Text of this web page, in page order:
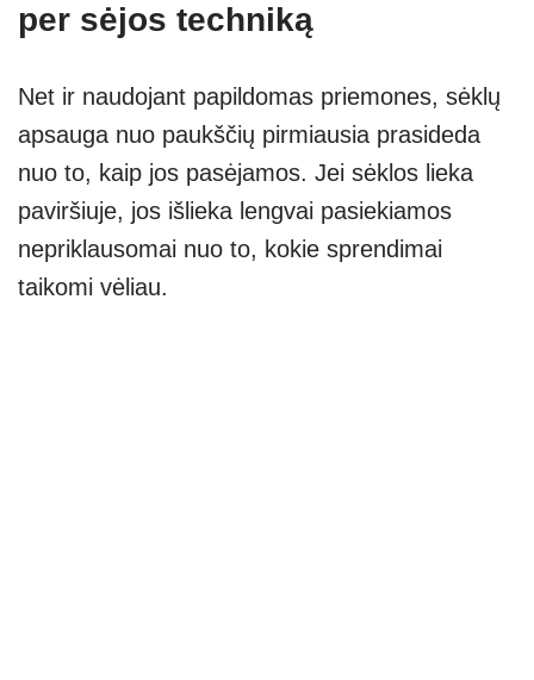
per sėjos techniką
Net ir naudojant papildomas priemones, sėklų
apsauga nuo paukščių pirmiausia prasideda
nuo to, kaip jos pasėjamos. Jei sėklos lieka
paviršiuje, jos išlieka lengvai pasiekiamos
nepriklausomai nuo to, kokie sprendimai
taikomi vėliau.